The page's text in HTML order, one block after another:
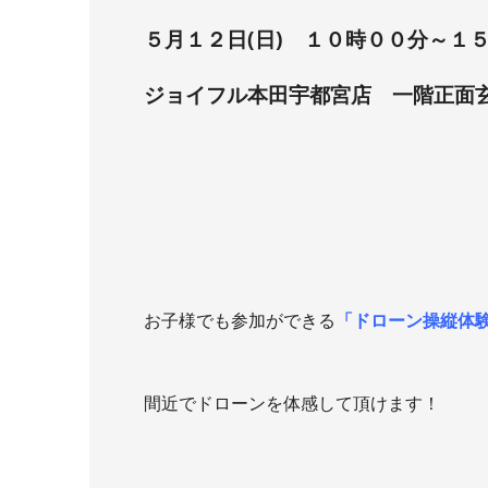
５月１２日(日) １０時００分～１
ジョイフル本田宇都宮店 一階正面
お子様でも参加ができる 「ドローン操縦体
間近でドローンを体感して頂けます！